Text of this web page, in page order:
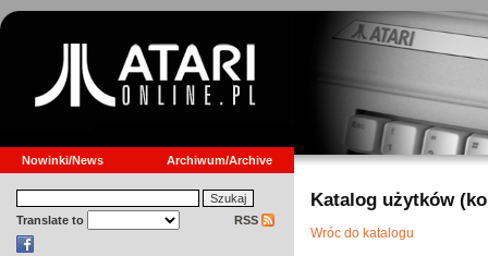
Nowinki/News Archiwum/Archive
Translate to RSS
Katalog użytków
Wróc do katalogu